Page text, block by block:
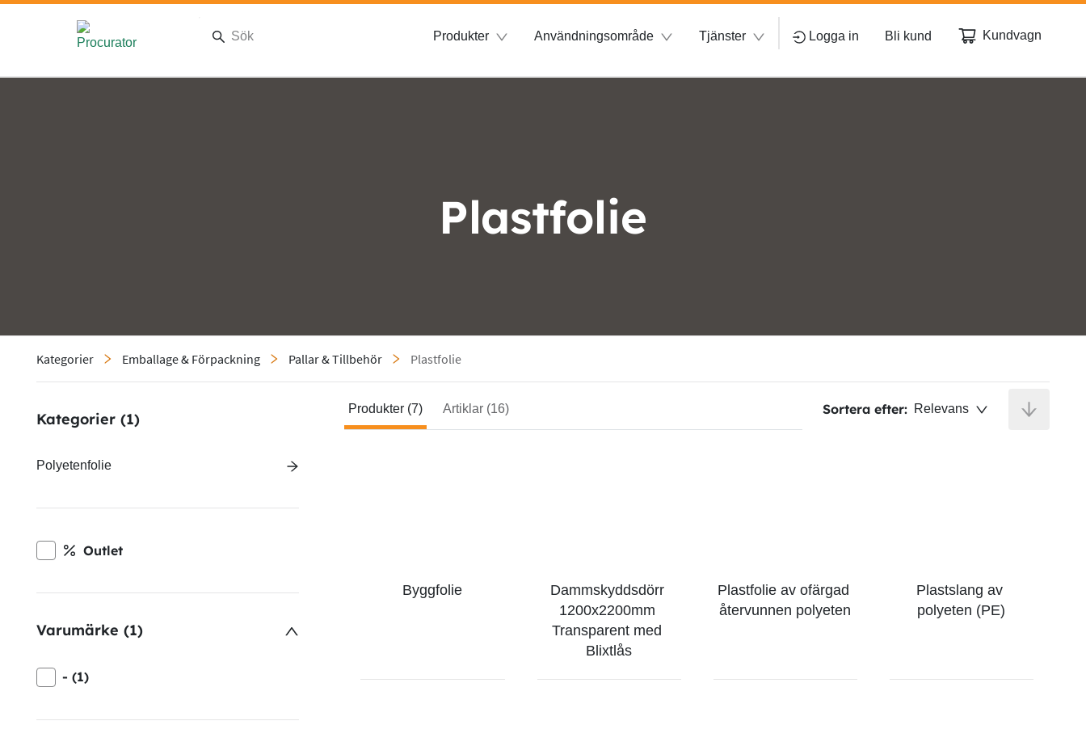
Produkter Användningsområde Tjänster Logga in Bli kund Kundvagn
Plastfolie
Kategorier Emballage & Förpackning Pallar & Tillbehör Plastfolie
Kategorier (1)
Polyetenfolie
Outlet
Varumärke (1)
- (1)
Produkter (7) Artiklar (16) Sortera efter: Relevans
Byggfolie
Dammskyddsdörr
1200x2200mm
Transparent med
Blixtlås
Plastfolie av ofärgad
återvunnen polyeten
Plastslang av
polyeten (PE)